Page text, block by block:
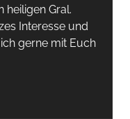
heiligen Gral.
Interesse und
gerne mit Euch